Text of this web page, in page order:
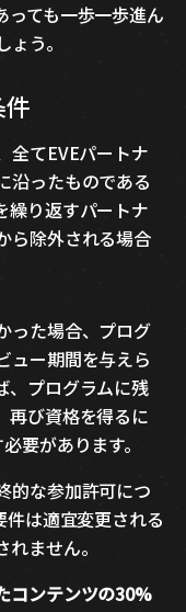
っても一歩一歩進ん
う。
全てEVEパートナ
沿ったものである
繰り返すパートナ
ら除外される場合
った場合、プログ
ュー期間を与えら
、プログラムに残
再び資格を得るに
要があります。
的な参加許可につ
件は適宜変更される
ません。
コンテンツの30%